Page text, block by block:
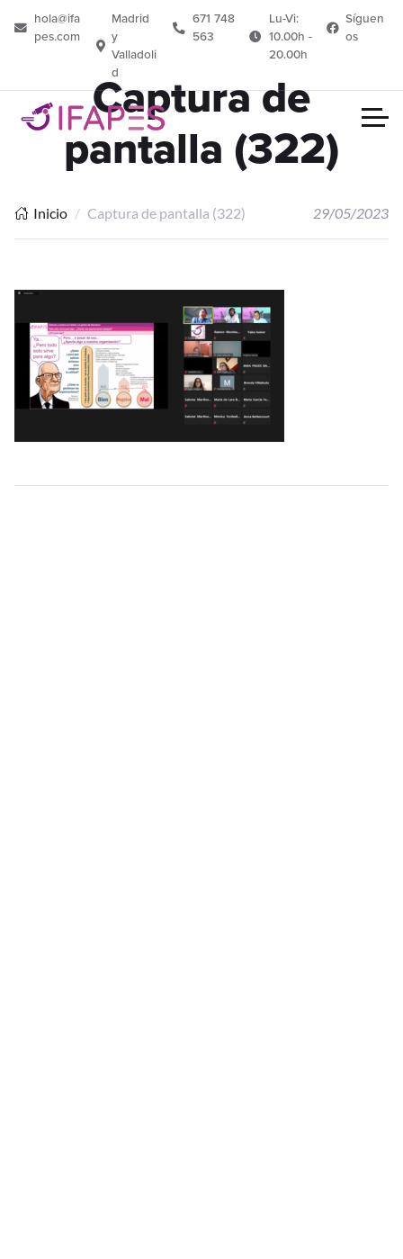
hola@ifa
pes.com
Madrid
y
Valladoli
d
671 748
563
Lu-Vi:
10.00h -
20.00h
Síguen
os
Captura de
pantalla (322)
Inicio Captura de pantalla (322) 29/05/2023